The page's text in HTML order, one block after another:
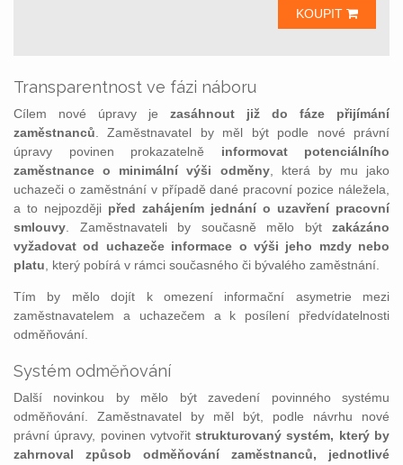
KOUPIT
Transparentnost ve fázi náboru
Cílem nové úpravy je zasáhnout již do fáze přijímání
zaměstnanců . Zaměstnavatel by měl být podle nové právní
úpravy povinen prokazatelně informovat potenciálního
zaměstnance o minimální výši odměny, která by mu jako
uchazeči o zaměstnání v případě dané pracovní pozice náležela,
a to nejpozději před zahájením jednání o uzavření pracovní
smlouvy . Zaměstnavateli by současně mělo být zakázáno
vyžadovat od uchazeče informace o výši jeho mzdy nebo
platu , který pobírá v rámci současného či bývalého zaměstnání.
Tím by mělo dojít k omezení informační asymetrie mezi
zaměstnavatelem a uchazečem a k posílení předvídatelnosti
odměňování.
Systém odměňování
Další novinkou by mělo být zavedení povinného systému
odměňování. Zaměstnavatel by měl být, podle návrhu nové
právní úpravy, povinen vytvořitstrukturovaný systém, který by
zahrnoval způsob odměňování zaměstnanců, jednotlivé